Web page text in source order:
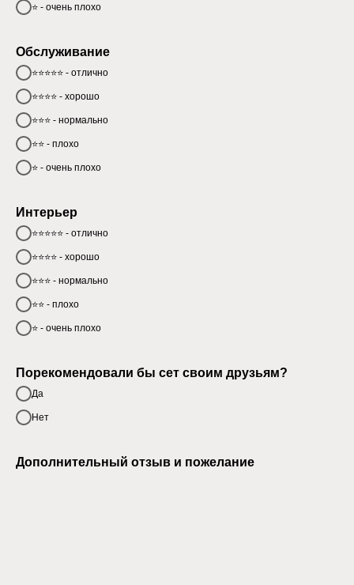
⭐ - очень плохо
Обслуживание
⭐⭐⭐⭐⭐ - отлично
⭐⭐⭐⭐ - хорошо
⭐⭐⭐ - нормально
⭐⭐ - плохо
⭐ - очень плохо
Интерьер
⭐⭐⭐⭐⭐ - отлично
⭐⭐⭐⭐ - хорошо
⭐⭐⭐ - нормально
⭐⭐ - плохо
⭐ - очень плохо
Порекомендовали бы сет своим друзьям?
Да
Нет
Дополнительный отзыв и пожелание